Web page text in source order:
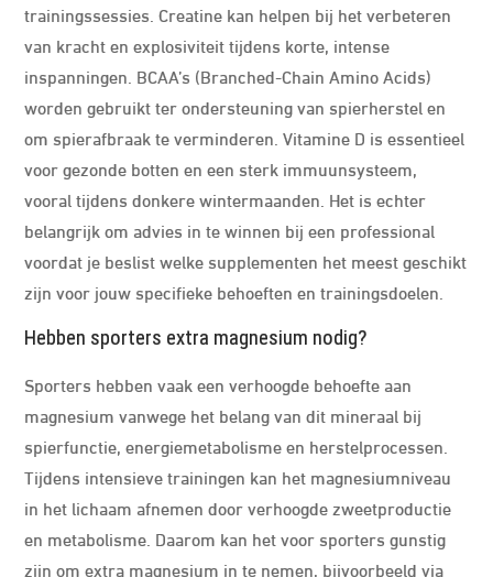
trainingssessies. Creatine kan helpen bij het verbeteren
van kracht en explosiviteit tijdens korte, intense
inspanningen. BCAA’s (Branched-Chain Amino Acids)
worden gebruikt ter ondersteuning van spierherstel en
om spierafbraak te verminderen. Vitamine D is essentieel
voor gezonde botten en een sterk immuunsysteem,
vooral tijdens donkere wintermaanden. Het is echter
belangrijk om advies in te winnen bij een professional
voordat je beslist welke supplementen het meest geschikt
zijn voor jouw specifieke behoeften en trainingsdoelen.
Hebben sporters extra magnesium nodig?
Sporters hebben vaak een verhoogde behoefte aan
magnesium vanwege het belang van dit mineraal bij
spierfunctie, energiemetabolisme en herstelprocessen.
Tijdens intensieve trainingen kan het magnesiumniveau
in het lichaam afnemen door verhoogde zweetproductie
en metabolisme. Daarom kan het voor sporters gunstig
zijn om extra magnesium in te nemen, bijvoorbeeld via